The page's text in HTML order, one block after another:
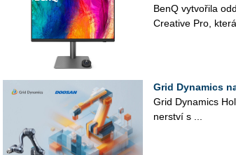
BenQ vy­tvo­ři­la
Cre­a­ti­ve Pro,
Grid Dynamics
Grid Dy­na­mics
ner­ství s ...